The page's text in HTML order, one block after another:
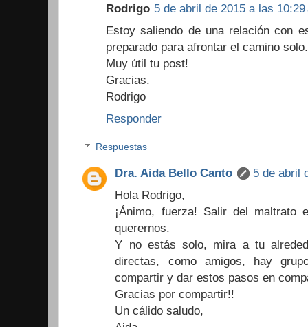
Rodrigo 5 de abril de 2015 a las 10:29
Estoy saliendo de una relación con
preparado para afrontar el camino solo.
Muy útil tu post!
Gracias.
Rodrigo
Responder
Respuestas
Dra. Aida Bello Canto
5 de abril
Hola Rodrigo,
¡Ánimo, fuerza! Salir del maltrato
querernos.
Y no estás solo, mira a tu
directas, como amigos, hay
compartir y dar estos pasos en
Gracias por compartir!!
Un cálido saludo,